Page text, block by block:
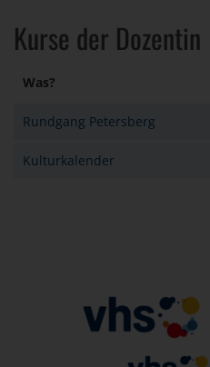
Kurse der Dozentin
Was?
Rundgang Petersberg
Kulturkalender